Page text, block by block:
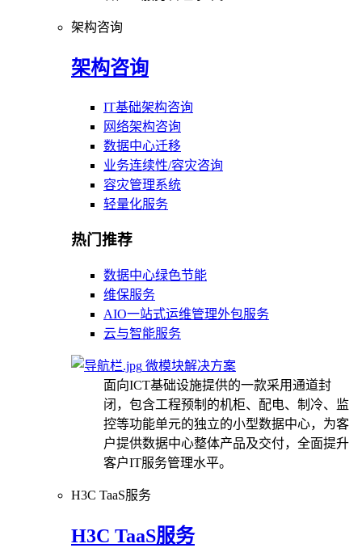
架构咨询
架构咨询
IT基础架构咨询
网络架构咨询
数据中心迁移
业务连续性/容灾咨询
容灾管理系统
轻量化服务
热门推荐
数据中心绿色节能
维保服务
AIO一站式运维管理外包服务
云与智能服务
微模块解决方案
面向ICT基础设施提供的一款采用通道封
闭，包含工程预制的机柜、配电、制冷、监
控等功能单元的独立的小型数据中心，为客
户提供数据中心整体产品及交付，全面提升
客户IT服务管理水平。
H3C TaaS服务
H3C TaaS服务